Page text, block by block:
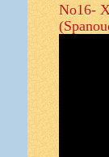
Νο16-